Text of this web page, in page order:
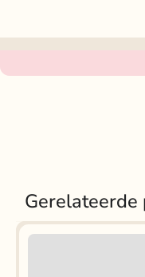
Gerelateerde